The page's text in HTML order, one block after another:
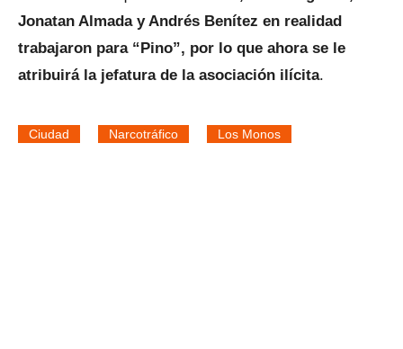
Jonatan Almada y Andrés Benítez en realidad
trabajaron para “Pino”, por lo que ahora se le
atribuirá la jefatura de la asociación ilícita.
Ciudad Narcotráfico Los Monos